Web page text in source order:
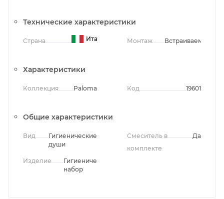
Технические характеристики
Страна Италия Монтаж Встраиваемый
Характеристики
Коллекция Paloma Код 19601
Общие характеристики
Вид
Гигиенические
души
Изделие
Гигиенический
набор
Смеситель в
комплекте
Да